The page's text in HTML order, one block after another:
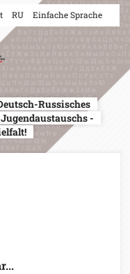
RU Einfache Sprache
Russisches
-
mehr...